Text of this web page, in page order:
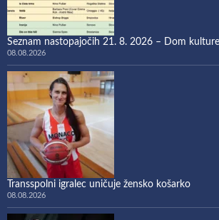
Seznam nastopajočih 21. 8. 2026 – Dom
08.08.2026
Transspolni igralec uničuje žensko košarko
08.08.2026